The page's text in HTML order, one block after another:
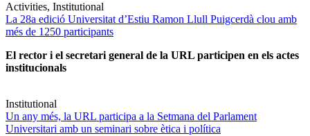
Activities, Institutional
La 28a edició Universitat d’Estiu Ramon Llull Puigcerdà clou amb
més de 1250 participants
El rector i el secretari general de la URL participen en els actes
institucionals
Institutional
Un any més, la URL participa a la Setmana del Parlament
Universitari amb un seminari sobre ètica i política